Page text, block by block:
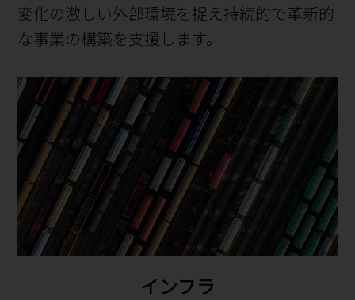
変化の激しい外部環境を捉え持続的で革新的
な事業の構築を支援します。
インフラ